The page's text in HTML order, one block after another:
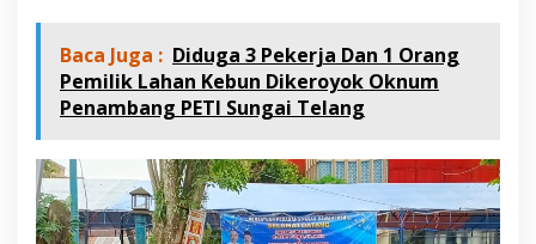
Baca Juga : Diduga 3 Pekerja Dan 1 Orang
Pemilik Lahan Kebun Dikeroyok Oknum
Penambang PETI Sungai Telang